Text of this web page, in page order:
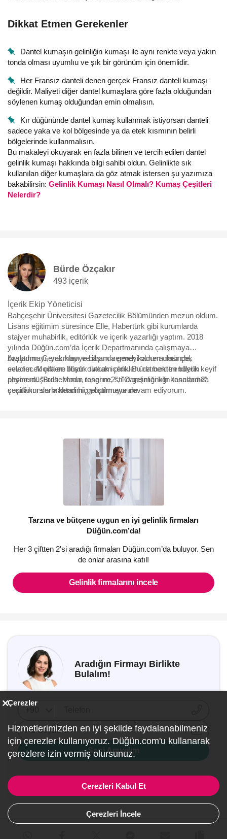
Dikkat Etmen Gerekenler
Dantel kumaşın gelinliğin kumaşı ile aynı renkte veya yakın
tonda olması uyumlıu ve şık bir görünüm için önemlidir.
Her Fransız danteli denen gerçek Fransız danteli kumaşı
değildir. Maliyeti diğer dantel kumaşlara göre fazla olduğundan
söylenen kumaş olduğundan emin olmalısın.
Kır düğününde dantel kumaş kullanmak istiyorsan danteli
sadece yaka ve kol bölgesinde ya da etek kısmının belirli
bölgelerinde kullanmalısın.
Bu makaleyi okuyarak en fazla bilinen ve tercih edilen dantel
gelinlik kumaşı hakkında bilgi sahibi oldun. Gelinlikte sık
kullanılan diğer kumaşlara da göz atmak istersen şu yazımıza
bakabilirsin: Gelinlik Kumaşı Nasıl Olmalı? Kumaş Çeşitleri
Nelerdir?
Bürde Özçakır
493 içerik
İçerik Ekip Yöneticisi
Bahçeşehir Üniversitesi Gazetecilik Bölümünden mezun oldum.
Lisans eğitimim süresince Elle, Habertürk gibi kurumlarda
stajyer muhabirlik, editörlük ve içerik yazarlığı yaptım. 2018
yılında Düğün.com’da İçerik Departmanında çalışmaya
başladım. Gerek klavye başında gerek kamera önünde,
evlenecek çiftlere ilham olacak içerikler üretmekten büyük keyif
alıyorum. "Bu sezonun rengi ne?", "O gelinliği kim tasarladı?"
sorularını sormaktan hiç yorulmuyorum.
Araştırmayı, yazmayı ve ilham vermeyi oldum olası çok
sevdim. Moda en büyük tutkum oldu. Bu da beni trendlerin
peşine düşürdü. Moda, tasarım, stil danışmanlığı konularında
çeşitli kurslarla kendimi geliştirmeye devam ediyorum.
Tarzına ve bütçene uygun en iyi gelinlik firmaları
Düğün.com’da!
Her 3 çiftten 2'si aradığı firmaları Düğün.com’da buluyor. Sen
de onlar arasına katıl!
Gelinlik firmalarını incele
Aradığın Firmayı Birlikte
Bulalım!
Ad Soyad
Seni Arayalım
Düğün.com, çiftlerden hiçbir servisi için
komisyon veya ücret almaz.
Çerezler
Hizmetlerimizden en iyi şekilde faydalanabilmeniz
için çerezler kullanıyoruz. Düğün.com'u kullanarak
çerezlere izin vermiş olursunuz.
Çerezleri Kabul Et
Çerezleri İncele